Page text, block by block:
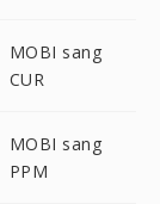
MOBI sang
CUR
MOBI sang
PPM